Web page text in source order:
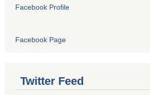
Facebook Profile
Facebook Page
Twitter Feed